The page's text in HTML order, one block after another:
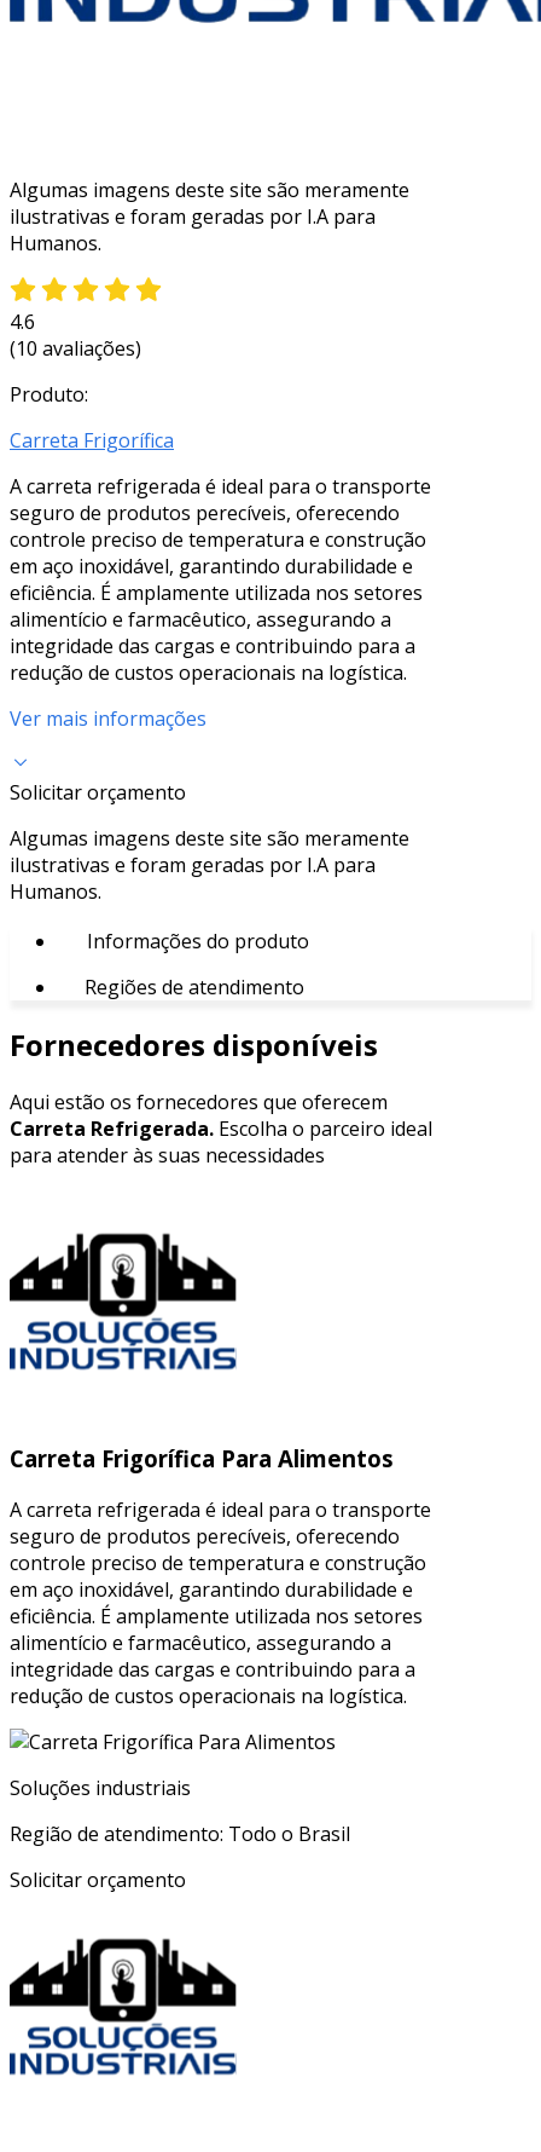
Algumas imagens deste site são meramente
ilustrativas e foram geradas por I.A para
Humanos.
4.6
(10 avaliações)
Produto:
Carreta Frigorífica
A carreta refrigerada é ideal para o transporte
seguro de produtos perecíveis, oferecendo
controle preciso de temperatura e construção
em aço inoxidável, garantindo durabilidade e
eficiência. É amplamente utilizada nos setores
alimentício e farmacêutico, assegurando a
integridade das cargas e contribuindo para a
redução de custos operacionais na logística.
Ver mais informações
Solicitar orçamento
Algumas imagens deste site são meramente
ilustrativas e foram geradas por I.A para
Humanos.
Informações do produto
Regiões de atendimento
Fornecedores disponíveis
Aqui estão os fornecedores que oferecem
Carreta Refrigerada. Escolha o parceiro ideal
para atender às suas necessidades
Carreta Frigorífica Para Alimentos
A carreta refrigerada é ideal para o transporte
seguro de produtos perecíveis, oferecendo
controle preciso de temperatura e construção
em aço inoxidável, garantindo durabilidade e
eficiência. É amplamente utilizada nos setores
alimentício e farmacêutico, assegurando a
integridade das cargas e contribuindo para a
redução de custos operacionais na logística.
Soluções industriais
Região de atendimento: Todo o Brasil
Solicitar orçamento